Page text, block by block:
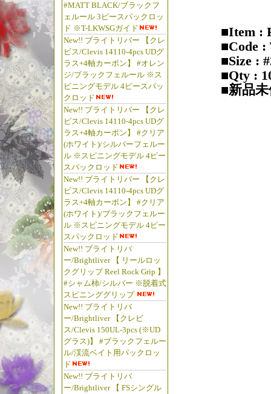
#MATT BLACK/ブラックフ
ェルール 3ピースパックロッ
ド ※T-LKWSGガイド
New!! ブライトリバー 【クレ
ビス/Clevis 14110-4pcs UDグ
ラス+4軸カーボン】 #オレン
ジ/ブラックフェルール ※ス
ピニングモデル 4ピースパッ
クロッド
New!! ブライトリバー 【クレ
ビス/Clevis 14110-4pcs UDグ
ラス+4軸カーボン】 #クリア
(ホワイト)/シルバーフェルー
ル ※スピニングモデル 4ピー
スパックロッド
New!! ブライトリバー 【クレ
ビス/Clevis 14110-4pcs UDグ
ラス+4軸カーボン】 #クリア
(ホワイト)/ブラックフェルー
ル ※スピニングモデル 4ピー
スパックロッド
New!! ブライトリバ
ー/Brightliver 【 リールロッ
クグリップ Reel Rock Grip 】
#シャム柿/シルバー ※脱着式
スピニンググリップ
New!! ブライトリバ
ー/Brightliver 【クレビ
ス/Clevis 150UL-3pcs (※UD
グラス)】 #ブラックフェルー
ル/渓流ベイト用パックロッ
ド
New!! ブライトリバ
ー/Brightliver 【 FSシングル
■Item :
■Code :
■Size :
■Qty :
■新品